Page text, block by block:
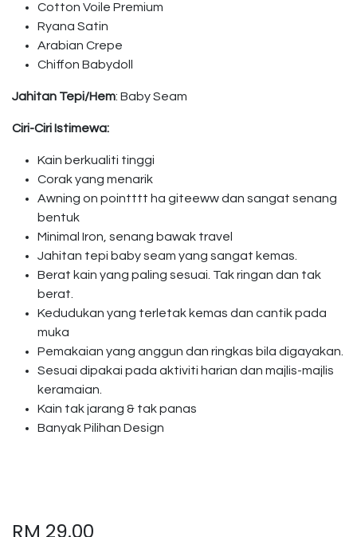
Cotton Voile Premium
Ryana Satin
Arabian Crepe
Chiffon Babydoll
Jahitan Tepi/Hem: Baby Seam
Ciri-Ciri Istimewa:
Kain berkualiti tinggi
Corak yang menarik
Awning on pointttt ha giteeww dan sangat senang
bentuk
Minimal Iron, senang bawak travel
Jahitan tepi baby seam yang sangat kemas.
Berat kain yang paling sesuai. Tak ringan dan tak
berat.
Kedudukan yang terletak kemas dan cantik pada
muka
Pemakaian yang anggun dan ringkas bila digayakan.
Sesuai dipakai pada aktiviti harian dan majlis-majlis
keramaian.
Kain tak jarang & tak panas
Banyak Pilihan Design
RM 29.00